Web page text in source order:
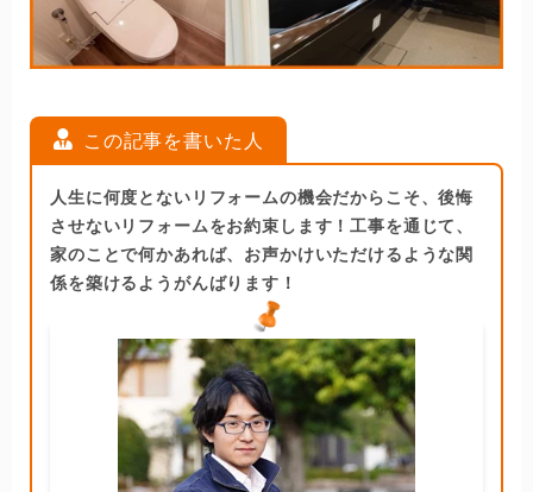
この記事を書いた人
人生に何度とないリフォームの機会だからこそ、後悔
させないリフォームをお約束します！工事を通じて、
家のことで何かあれば、お声かけいただけるような関
係を築けるようがんばります！